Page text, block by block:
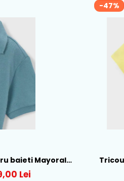
baieti Mayoral,
12Lei
-47%